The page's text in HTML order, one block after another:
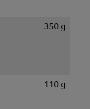
350 g
110 g